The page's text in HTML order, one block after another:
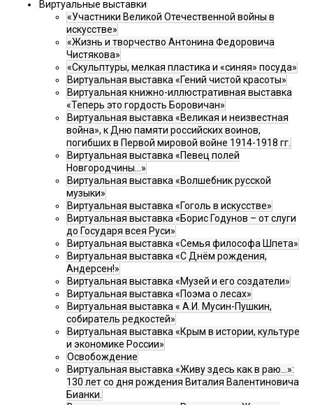
Виртуальные выставки
«Участники Великой Отечественной войны в
искусстве»
«Жизнь и творчество Антонина Федоровича
Чистякова»
«Скульптуры, мелкая пластика и «синяя» посуда»
Виртуальная выставка «Гений чистой красоты»
Виртуальная книжно-иллюстративная выставка
«Теперь это гордость Боровичан»
Виртуальная выставка «Великая и неизвестная
война», к Дню памяти российских воинов,
погибших в Первой мировой войне 1914-1918 гг.
Виртуальная выставка «Певец полей
Новгородчины…»
Виртуальная выставка «Волшебник русской
музыки»
Виртуальная выставка «Гоголь в искусстве»
Виртуальная выставка «Борис Годунов – от слуги
до Государя всея Руси»
Виртуальная выставка «Семья философа Шпета»
Виртуальная выставка «С Днём рождения,
Андерсен!»
Виртуальная выставка «Музей и его создатели»
Виртуальная выставка «Поэма о лесах»
Виртуальная выставка « А.И. Мусин-Пушкин,
собиратель редкостей»
Виртуальная выставка «Крым в истории, культуре
и экономике России»
Освобождение
Виртуальная выставка «Живу здесь как в раю…»:
130 лет со дня рождения Виталия Валентиновича
Бианки.